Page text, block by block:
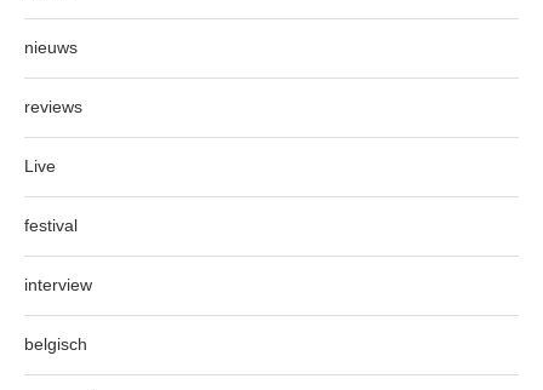
nieuws
reviews
Live
festival
interview
belgisch